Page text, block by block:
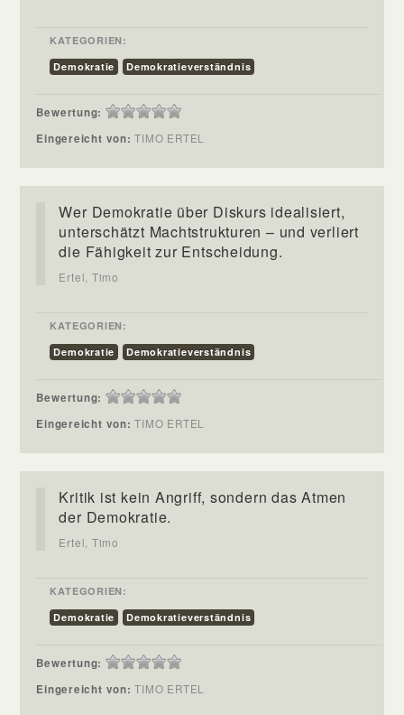
KATEGORIEN:
Demokratie
Demokratieverständnis
Bewertung:
Eingereicht von:TIMO ERTEL
Wer Demokratie über Diskurs idealisiert,
unterschätzt Machtstrukturen – und verliert
die Fähigkeit zur Entscheidung.
Ertel, Timo
KATEGORIEN:
Demokratie
Demokratieverständnis
Bewertung:
Eingereicht von:TIMO ERTEL
Kritik ist kein Angriff, sondern das Atmen
der Demokratie.
Ertel, Timo
KATEGORIEN:
Demokratie
Demokratieverständnis
Bewertung:
Eingereicht von:TIMO ERTEL